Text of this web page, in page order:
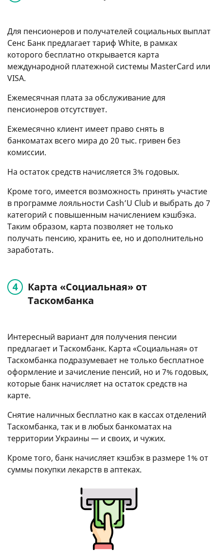
Для пенсионеров и получателей социальных выплат
Сенс Банк предлагает тариф White, в рамках
которого бесплатно открывается карта
международной платежной системы MasterCard или
VISA.
Ежемесячная плата за обслуживание для
пенсионеров отсутствует.
Ежемесячно клиент имеет право снять в
банкоматах всего мира до 20 тыс. гривен без
комиссии.
На остаток средств начисляется 3% годовых.
Кроме того, имеется возможность принять участие
в программе лояльности Cash’U Club и выбрать до 7
категорий с повышенным начислением кэшбэка.
Таким образом, карта позволяет не только
получать пенсию, хранить ее, но и дополнительно
заработать.
Карта «Социальная» от
Таскомбанка
Интересный вариант для получения пенсии
предлагает и Таскомбанк. Карта «Социальная» от
Таскомбанка подразумевает не только бесплатное
оформление и зачисление пенсий, но и 7% годовых,
которые банк начисляет на остаток средств на
карте.
Снятие наличных бесплатно как в кассах отделений
Таскомбанка, так и в любых банкоматах на
территории Украины — и своих, и чужих.
Кроме того, банк начисляет кэшбэк в размере 1% от
суммы покупки лекарств в аптеках.